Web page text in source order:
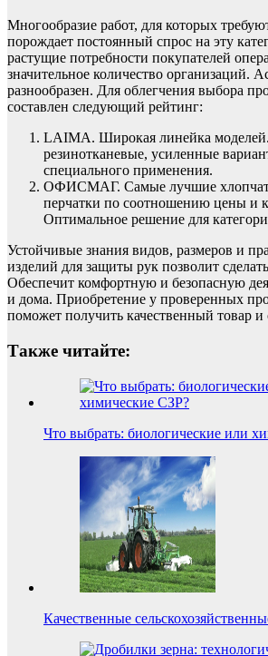
Многообразие работ, для которых
порождает постоянный спрос на эту
растущие потребности покупателей
значительное количество организаций.
разнообразен. Для облегчения выбора
составлен следующий рейтинг:
LAIMA. Широкая линейка
резинотканевые, усиленные
специального применения.
ОФИСМАГ. Самые лучшие
перчатки по соотношению цены и
Оптимальное решение для
Устойчивые знания видов, размеров и
изделий для защиты рук позволит
Обеспечит комфортную и безопасную
и дома. Приобретение у проверенных
поможет получить качественный товар и
Также читайте:
Что выбрать: биологические или
Качественные